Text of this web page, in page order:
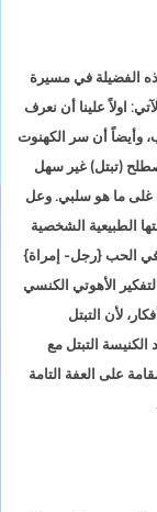
الفضيلة في مسيرة
اولاً علينا أن نعرف
وأيضاً أن سر الكهنوت
(تبتل) غير سهل
غلى ما هو سلبي. وعل
الطبيعية الشخصية
الحب {رجل- إمراة}
الأهوتي الكنسي
لأن التبتل
التبتل مع
على العفة التامة